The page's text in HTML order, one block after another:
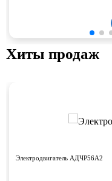
Хиты продаж
Электродвигатель АДЧР56А2